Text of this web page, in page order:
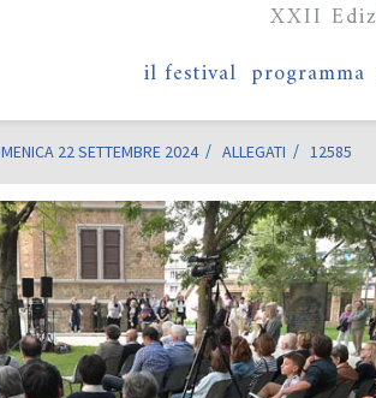
XXII
il festival programma
22 SETTEMBRE 2024 ALLEGATI 12585